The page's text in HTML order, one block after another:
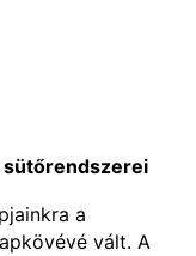
sütőrendszerei
a
vált. A